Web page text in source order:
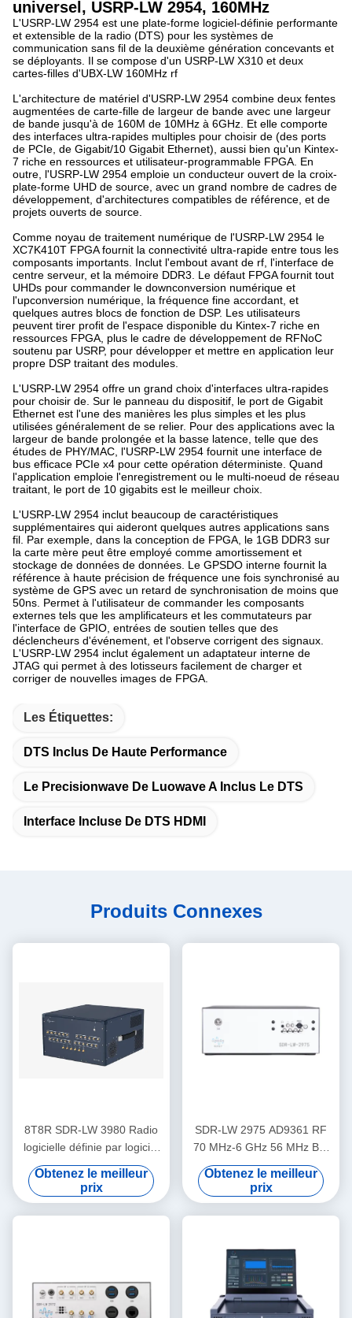
universel, USRP-LW 2954, 160MHz
L'USRP-LW 2954 est une plate-forme logiciel-définie performante
et extensible de la radio (DTS) pour les systèmes de
communication sans fil de la deuxième génération concevants et
se déployants. Il se compose d'un USRP-LW X310 et deux
cartes-filles d'UBX-LW 160MHz rf
L'architecture de matériel d'USRP-LW 2954 combine deux fentes
augmentées de carte-fille de largeur de bande avec une largeur
de bande jusqu'à de 160M de 10MHz à 6GHz. Et elle comporte
des interfaces ultra-rapides multiples pour choisir de (des ports
de PCIe, de Gigabit/10 Gigabit Ethernet), aussi bien qu'un Kintex-
7 riche en ressources et utilisateur-programmable FPGA. En
outre, l'USRP-LW 2954 emploie un conducteur ouvert de la croix-
plate-forme UHD de source, avec un grand nombre de cadres de
développement, d'architectures compatibles de référence, et de
projets ouverts de source.
Comme noyau de traitement numérique de l'USRP-LW 2954 le
XC7K410T FPGA fournit la connectivité ultra-rapide entre tous les
composants importants. Inclut l'embout avant de rf, l'interface de
centre serveur, et la mémoire DDR3. Le défaut FPGA fournit tout
UHDs pour commander le downconversion numérique et
l'upconversion numérique, la fréquence fine accordant, et
quelques autres blocs de fonction de DSP. Les utilisateurs
peuvent tirer profit de l'espace disponible du Kintex-7 riche en
ressources FPGA, plus le cadre de développement de RFNoC
soutenu par USRP, pour développer et mettre en application leur
propre DSP traitant des modules.
L'USRP-LW 2954 offre un grand choix d'interfaces ultra-rapides
pour choisir de. Sur le panneau du dispositif, le port de Gigabit
Ethernet est l'une des manières les plus simples et les plus
utilisées généralement de se relier. Pour des applications avec la
largeur de bande prolongée et la basse latence, telle que des
études de PHY/MAC, l'USRP-LW 2954 fournit une interface de
bus efficace PCIe x4 pour cette opération déterministe. Quand
l'application emploie l'enregistrement ou le multi-noeud de réseau
traitant, le port de 10 gigabits est le meilleur choix.
L'USRP-LW 2954 inclut beaucoup de caractéristiques
supplémentaires qui aideront quelques autres applications sans
fil. Par exemple, dans la conception de FPGA, le 1GB DDR3 sur
la carte mère peut être employé comme amortissement et
stockage de données de données. Le GPSDO interne fournit la
référence à haute précision de fréquence une fois synchronisé au
système de GPS avec un retard de synchronisation de moins que
50ns. Permet à l'utilisateur de commander les composants
externes tels que les amplificateurs et les commutateurs par
l'interface de GPIO, entrées de soutien telles que des
déclencheurs d'événement, et l'observe corrigent des signaux.
L'USRP-LW 2954 inclut également un adaptateur interne de
JTAG qui permet à des lotisseurs facilement de charger et
corriger de nouvelles images de FPGA.
Les Étiquettes:
DTS Inclus De Haute Performance
Le Precisionwave De Luowave A Inclus Le DTS
Interface Incluse De DTS HDMI
Produits Connexes
8T8R SDR-LW 3980 Radio
logicielle définie par logiciel
75MHz-6GHz 450MHz TX
BW
Obtenez le meilleur
prix
SDR-LW 2975 AD9361 RF
70 MHz-6 GHz 56 MHz BW
Chaque 2 canaux 4 × PCIE
BUS 2 × USB 3.0 i7
Processeur USRP Intégré
Dispositif radio défini par
Obtenez le meilleur
prix